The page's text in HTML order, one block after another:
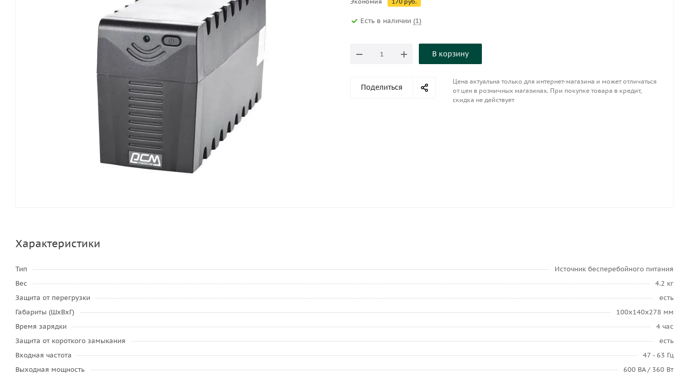
Есть в наличии (1)
В корзину
Поделиться
Цена актуальна только для интернет-магазина и может отличаться
от цен в розничных магазинах. При покупке товара в кредит,
скидка не действует
Характеристики
Тип
Источник бесперебойного питания
Вес
4.2 кг
Защита от перегрузки
есть
Габариты (ШxВxГ)
100x140x278 мм
Время зарядки
4 час
Защита от короткого замыкания
есть
Входная частота
47 - 63 Гц
Выходная мощность
600 ВА / 360 Вт